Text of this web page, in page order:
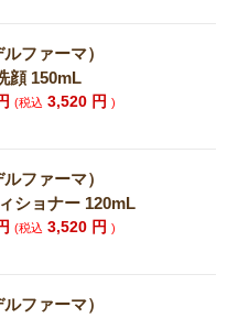
ファーマ）
顔 150mL
(税込 3,520 円)
ファーマ）
ショナー 120mL
(税込 3,520 円)
ファーマ）